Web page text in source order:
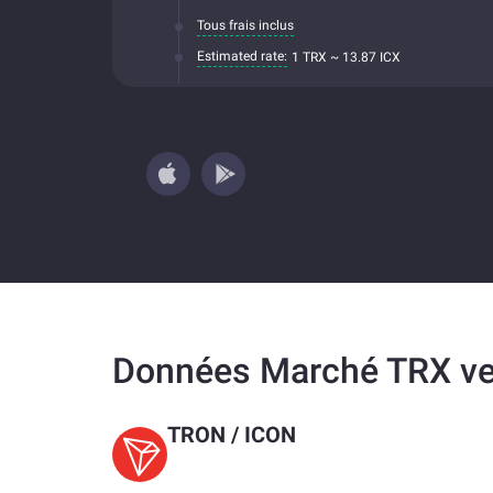
Tous frais inclus
Estimated rate: 1 TRX ~ 13.87 ICX
Données Marché TRX
TRON / ICON